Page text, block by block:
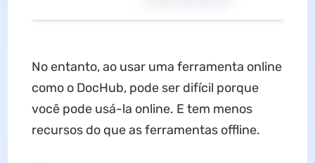
No entanto, ao usar uma ferramenta online
como o DocHub, pode ser difícil porque
você pode usá-la online. E tem menos
recursos do que as ferramentas offline.